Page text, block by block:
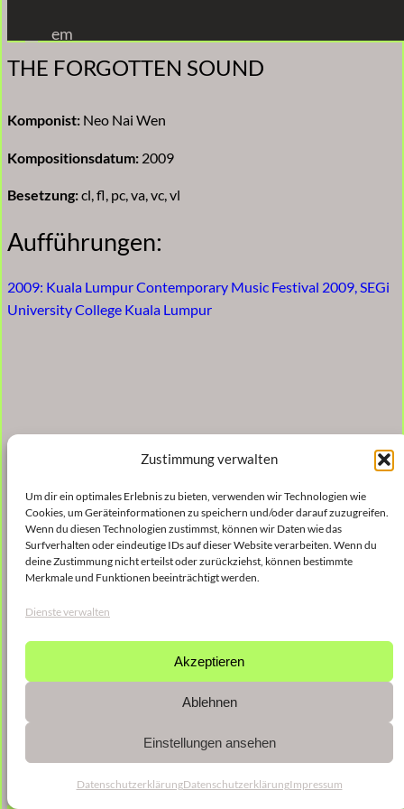
Zustimmung verwalten
Um dir ein optimales Erlebnis zu bieten, verwenden wir Technologien wie
Cookies, um Geräteinformationen zu speichern und/oder darauf zuzugreifen.
Wenn du diesen Technologien zustimmst, können wir Daten wie das
Surfverhalten oder eindeutige IDs auf dieser Website verarbeiten. Wenn du
deine Zustimmung nicht erteilst oder zurückziehst, können bestimmte
Merkmale und Funktionen beeinträchtigt werden.
Dienste verwalten
Akzeptieren
Ablehnen
Einstellungen ansehen
DatenschutzerklärungDatenschutzerklärungImpressum
Inhalt
springen
em
THE FORGOTTEN SOUND
Komponist: Neo Nai Wen
Kompositionsdatum: 2009
Besetzung:cl, fl, pc, va, vc, vl
Aufführungen:
2009: Kuala Lumpur Contemporary Music Festival 2009, SEGi
University College Kuala Lumpur